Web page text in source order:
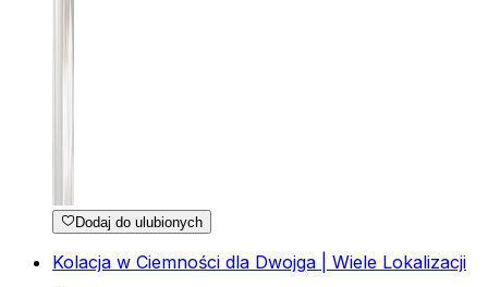
Dodaj do ulubionych
Kolacja w Ciemności dla Dwojga | Wiele Lokalizacji